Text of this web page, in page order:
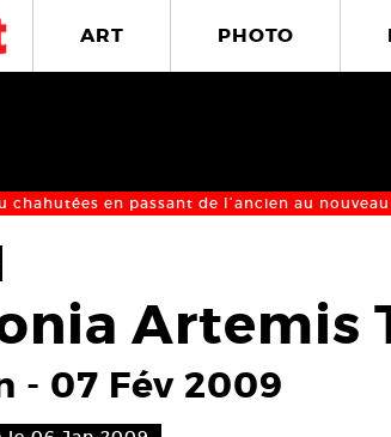
ART PHOTO
chahutées en passant de l’ancien au
Artemis
- 07 Fév 2009